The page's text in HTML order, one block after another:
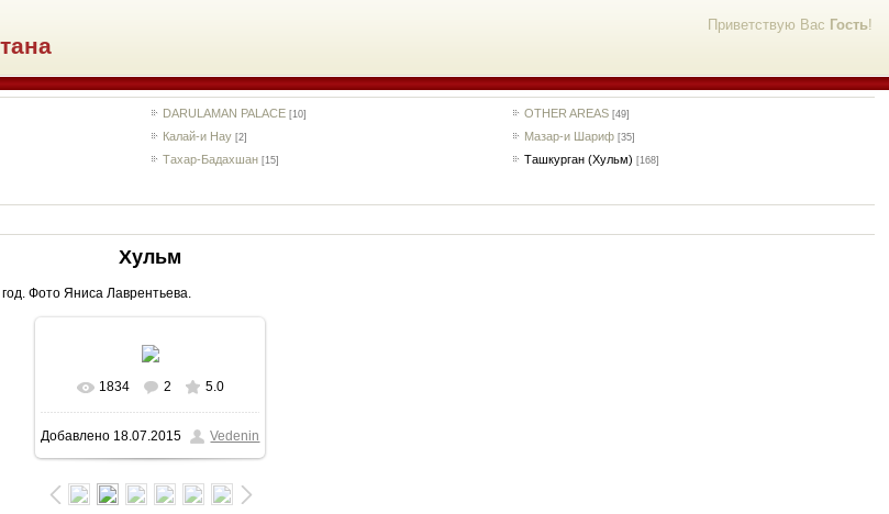
Приветствую Вас Гость!
DARULAMAN PALACE [10] OTHER AREAS [49]
Калай-и Нау [2] Мазар-и Шариф [35]
Тахар-Бадахшан [15] Ташкурган (Хульм) [168]
Хульм
Фото Яниса Лаврентьева.
В реальном размере
1024x682/ 121.7Kb
1834 2 5.0
Добавлено 18.07.2015 Vedenin